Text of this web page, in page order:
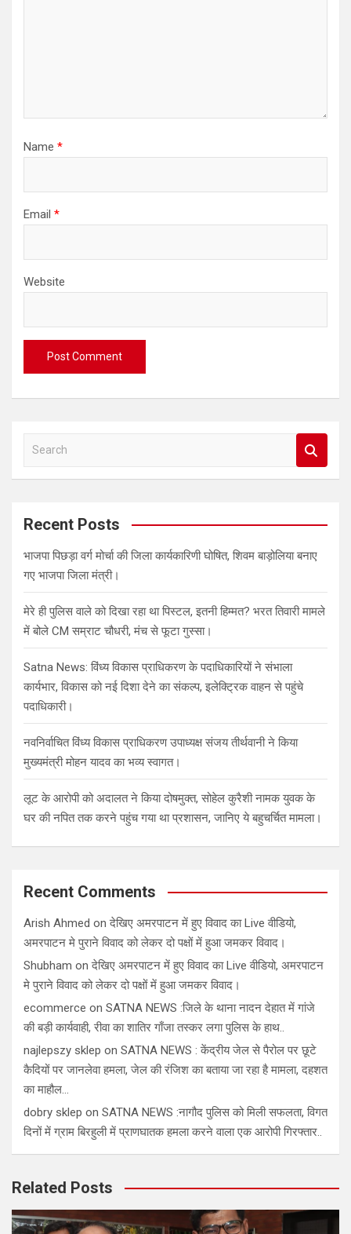
Name *
Email *
Website
a
cRecent Posts
भाजपा पिछड़ा वर्ग मोर्चा की जिला कार्यकारिणी घोषित, शिवम बाड़ोलिया बनाए
गए भाजपा जिला मंत्री।
मेरे ही पुलिस वाले को दिखा रहा था पिस्टल, इतनी हिम्मत? भरत तिवारी मामले
में बोले CM सम्राट चौधरी, मंच से फूटा गुस्सा।
Satna News: विंध्य विकास प्राधिकरण के पदाधिकारियों ने संभाला
कार्यभार, विकास को नई दिशा देने का संकल्प, इलेक्ट्रिक वाहन से पहुंचे
पदाधिकारी।
नवनिर्वाचित विंध्य विकास प्राधिकरण उपाध्यक्ष संजय तीर्थवानी ने किया
मुख्यमंत्री मोहन यादव का भव्य स्वागत।
लूट के आरोपी को अदालत ने किया दोषमुक्त, सोहेल कुरैशी नामक युवक के
घर की नपित तक करने पहुंच गया था प्रशासन, जानिए ये बहुचर्चित मामला।
Recent Comments
Arish Ahmed onदेखिए अमरपाटन में हुए विवाद का Live वीडियो,
अमरपाटन मे पुराने विवाद को लेकर दो पक्षों में हुआ जमकर विवाद।
Shubham onदेखिए अमरपाटन में हुए विवाद का Live वीडियो, अमरपाटन
मे पुराने विवाद को लेकर दो पक्षों में हुआ जमकर विवाद।
ecommerce on SATNA NEWS :जिले के थाना नादन देहात में गांजे
की बड़ी कार्यवाही, रीवा का शातिर गाँजा तस्कर लगा पुलिस के हाथ..
najlepszy sklep on SATNA NEWS : केंद्रीय जेल से पैरोल पर छूटे
कैदियों पर जानलेवा हमला, जेल की रंजिश का बताया जा रहा है मामला, दहशत
का माहौल…
dobry sklep on SATNA NEWS :नागौद पुलिस को मिली सफलता, विगत
दिनों में ग्राम बिरहुली में प्राणघातक हमला करने वाला एक आरोपी गिरफ्तार..
Related Posts